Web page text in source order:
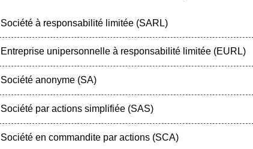
Société à responsabilité limitée (SARL)
Entreprise unipersonnelle à responsabilité limitée (EURL)
Société anonyme (SA)
Société par actions simplifiée (SAS)
Société en commandite par actions (SCA)